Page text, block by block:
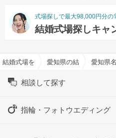
式場探しで最大98,000円分の
結婚式場探しキャ
結婚式場を探すならハナユメ
愛知県の結婚式場一覧
愛知県
相談して探す
指輪・フォトウエディング